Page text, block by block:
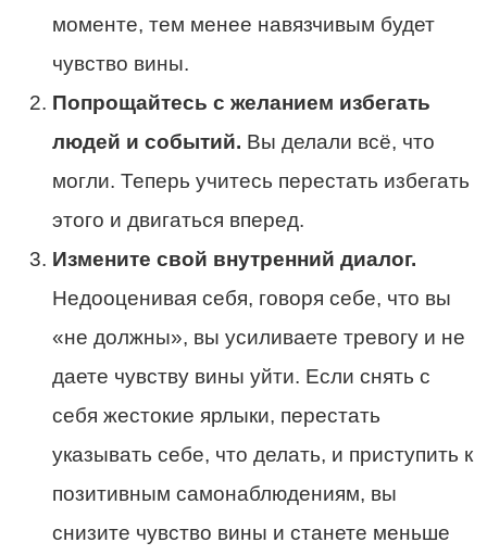
моменте, тем менее навязчивым будет
чувство вины.
Попрощайтесь с желанием избегать
людей и событий. Вы делали всё, что
могли. Теперь учитесь перестать избегать
этого и двигаться вперед.
Измените свой внутренний диалог.
Недооценивая себя, говоря себе, что вы
«не должны», вы усиливаете тревогу и не
даете чувству вины уйти. Если снять с
себя жестокие ярлыки, перестать
указывать себе, что делать, и приступить к
позитивным самонаблюдениям, вы
снизите чувство вины и станете меньше